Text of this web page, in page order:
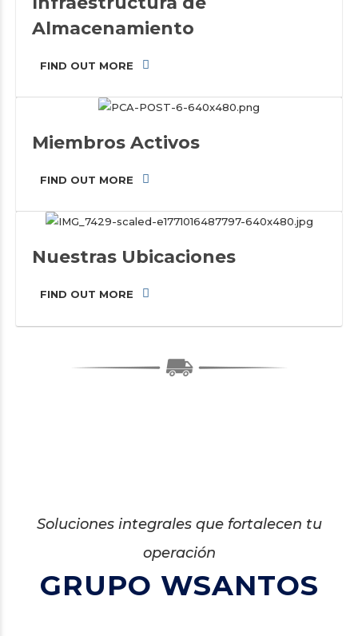
Almacenamiento
FIND OUT MORE
Miembros Activos
FIND OUT MORE
Nuestras Ubicaciones
FIND OUT MORE
Soluciones integrales que fortalecen tu
operación
GRUPO WSANTOS